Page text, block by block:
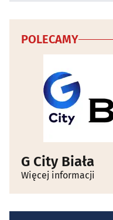
POLECAMY
G City Biała
Więcej informacji